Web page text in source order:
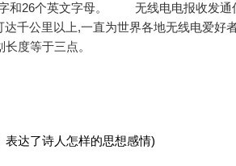
和26个英文字母。 无线电电报收发通
千公里以上,一直为世界各地无线电爱好
度等于三点。
达了诗人怎样的思想感情)